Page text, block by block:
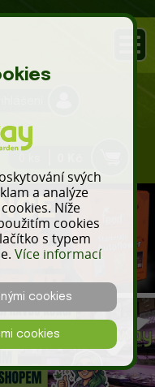
svých
a analýze
Níže
cookies
s typem
Více informací
cookies
cookies